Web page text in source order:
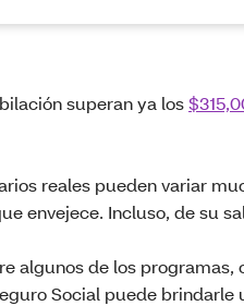
superan ya los
reales pueden variar
envejece. Incluso, de su
algunos de los
Social puede